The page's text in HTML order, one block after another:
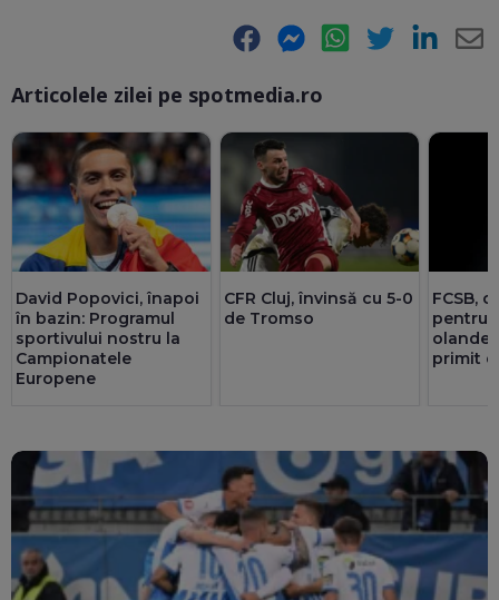
Facebook Messenger WhatsApp Twitter LinkedIn
Articolele zilei pe spotmedia.ro
David Popovici, înapoi
în bazin: Programul
sportivului nostru la
Campionatele
Europene
CFR Cluj, învinsă cu 5-0
de Tromso
FCSB,
pentru
primit